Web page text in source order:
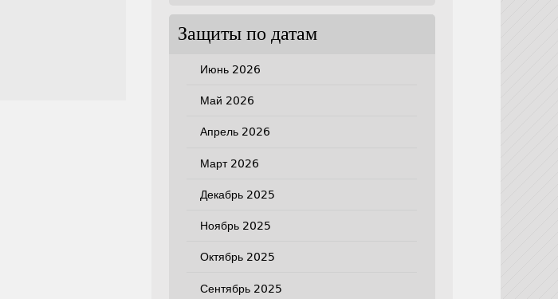
Защиты по датам
Июнь 2026
Май 2026
Апрель 2026
Март 2026
Декабрь 2025
Ноябрь 2025
Октябрь 2025
Сентябрь 2025